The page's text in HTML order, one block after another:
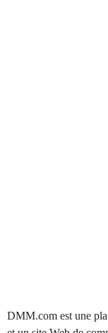
DMM.com est une